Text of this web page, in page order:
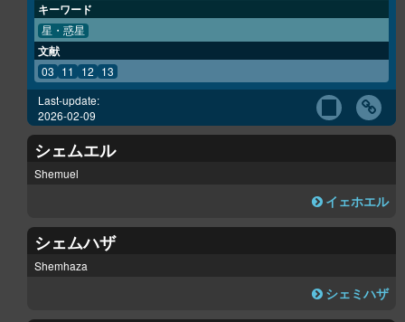
キーワード
星・惑星
文献
03 11 12 13
Last-update:
2026-02-09
シェムエル
Shemuel
イェホエル
シェムハザ
Shemhaza
シェミハザ